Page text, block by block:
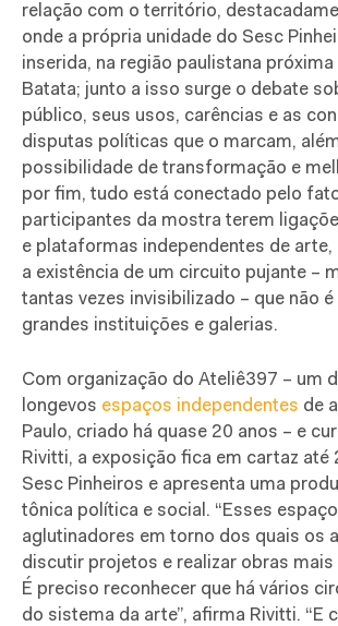
relação com o território,
onde a própria unidade do Sesc
inserida, na região paulistana próxima
Batata; junto a isso surge o debate
público, seus usos, carências e as
disputas políticas que o marcam,
possibilidade de transformação e
por fim, tudo está conectado pelo
participantes da mostra terem
e plataformas independentes de arte,
a existência de um circuito pujante –
tantas vezes invisibilizado – que não
grandes instituições e galerias.
Com organização do Ateliê397 – um
longevos espaços independentes de
Paulo, criado há quase 20 anos – e
Rivitti, a exposição fica em cartaz até
Sesc Pinheiros e apresenta uma
tônica política e social. “Esses
aglutinadores em torno dos quais os
discutir projetos e realizar obras mais
É preciso reconhecer que há vários
do sistema da arte”, afirma Rivitti. “E